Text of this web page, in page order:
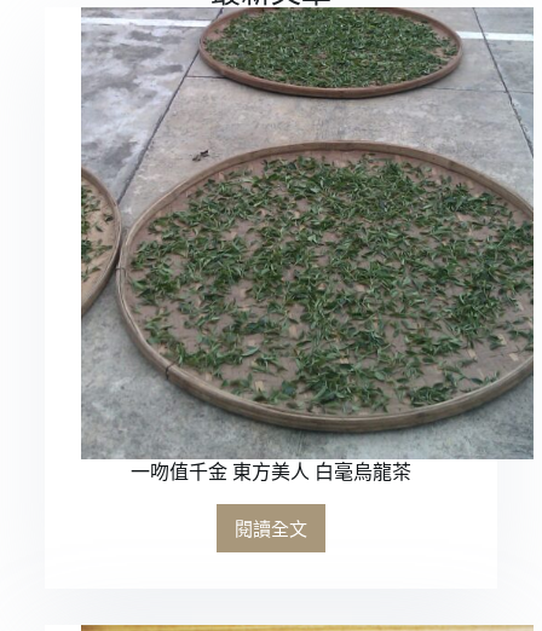
一吻值千金 東方美人 白毫烏龍茶
閱讀全文